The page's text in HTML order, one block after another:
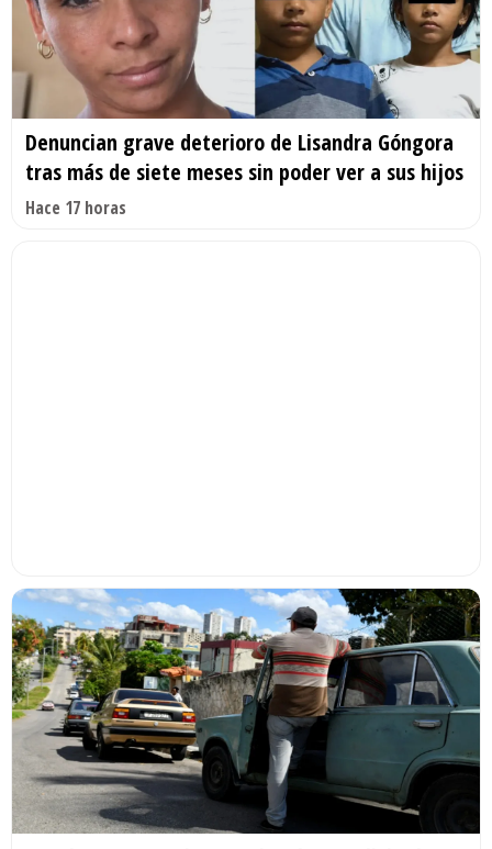
Denuncian grave deterioro de Lisandra Góngora
tras más de siete meses sin poder ver a sus hijos
Hace 17 horas